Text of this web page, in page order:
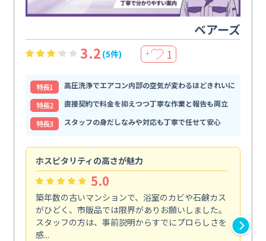
ベアーズ
3.2 (5件) ＋ 1
特⻑1
高圧洗浄でエアコン内部の空気が変わるほどきれいに
特⻑2
直接契約で料金を抑えつつ丁寧な作業と報告も両立
特⻑3
スタッフの身だしなみや対応も丁寧で任せて安心
ホスピタリティの高さが魅力
5.0
築年数の古いマンションで、浴室のカビや石鹸カス
がひどく、市販品では限界がありお願いしました。
スタッフの方は、事前説明からすでにプロらしさを
感...